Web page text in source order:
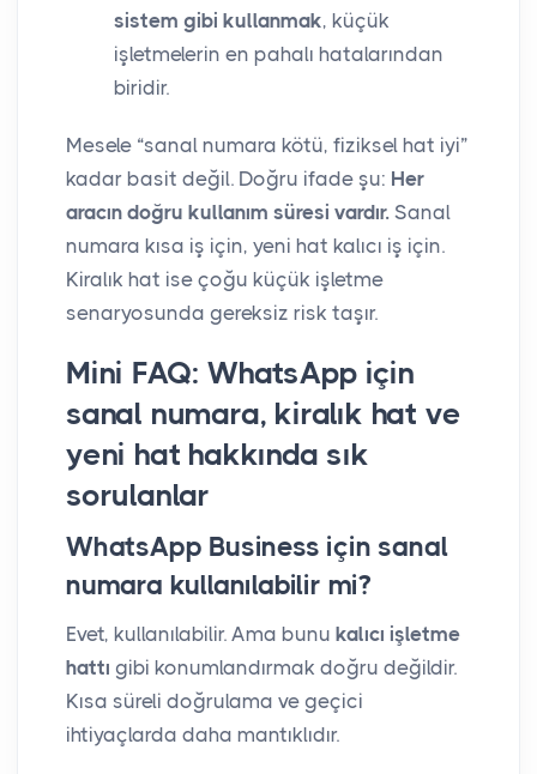
sistem gibi kullanmak, küçük
işletmelerin en pahalı hatalarından
biridir.
Mesele “sanal numara kötü, fiziksel hat iyi”
kadar basit değil. Doğru ifade şu: Her
aracın doğru kullanım süresi vardır. Sanal
numara kısa iş için, yeni hat kalıcı iş için.
Kiralık hat ise çoğu küçük işletme
senaryosunda gereksiz risk taşır.
Mini FAQ: WhatsApp için
sanal numara, kiralık hat ve
yeni hat hakkında sık
sorulanlar
WhatsApp Business için sanal
numara kullanılabilir mi?
Evet, kullanılabilir. Ama bunu kalıcı işletme
hattı gibi konumlandırmak doğru değildir.
Kısa süreli doğrulama ve geçici
ihtiyaçlarda daha mantıklıdır.